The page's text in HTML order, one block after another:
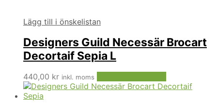
Lägg till i önskelistan
Designers Guild Necessär Brocart
Decortaif Sepia L
440,00 kr inkl. moms